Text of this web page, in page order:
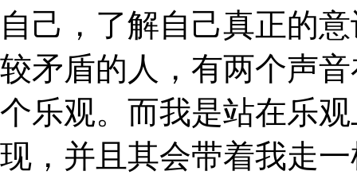
自己，了解自己真正的
较矛盾的人，有两个声
个乐观。而我是站在乐
现，并且其会带着我走